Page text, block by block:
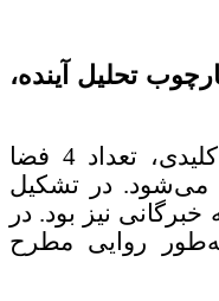
تحلیل آینده،
با شناسایی عدم‌قطعیت‌های کلیدی، تعداد 4 فضا
می‌شود. در تشکیل
خبرگانی نیز بود. در
روایی مطرح